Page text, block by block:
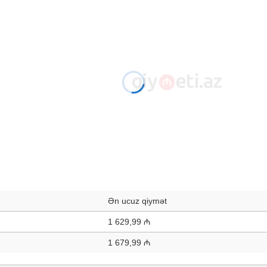
Ən ucuz qiymət
1 629,99 ₼
1 679,99 ₼